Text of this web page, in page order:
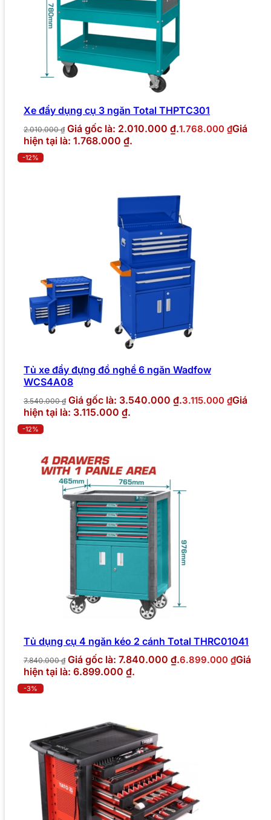
Xe đẩy dụng cụ 3 ngăn Total THPTC301
2.010.000₫ Giá gốc là: 2.010.000 ₫.1.768.000 ₫Giá
hiện tại là: 1.768.000 ₫.
-12%
Tủ xe đẩy đựng đồ nghề 6 ngăn Wadfow
WCS4A08
3.540.000₫ Giá gốc là: 3.540.000 ₫.3.115.000 ₫Giá
hiện tại là: 3.115.000 ₫.
-12%
Tủ dụng cụ 4 ngăn kéo 2 cánh Total THRC01041
7.840.000₫ Giá gốc là: 7.840.000 ₫.6.899.000 ₫Giá
hiện tại là: 6.899.000 ₫.
-3%